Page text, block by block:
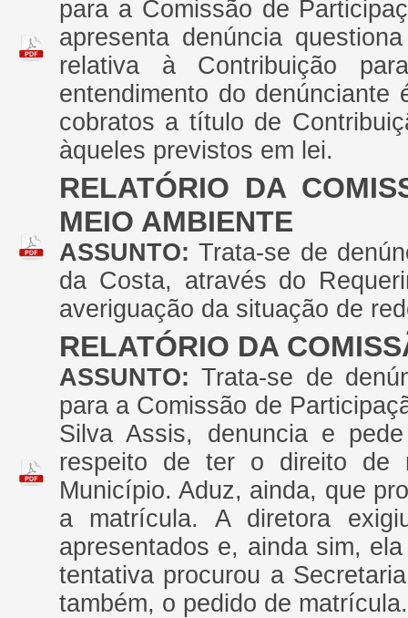
para a Comissão de
apresenta denúncia
relativa à Contribuição
entendimento do
cobratos a título de
àqueles previstos em lei.
RELATÓRIO DA
MEIO AMBIENTE
ASSUNTO:Trata-se de
da Costa, através do
averiguação da situação de
RELATÓRIO DA
ASSUNTO:Trata-se de
para a Comissão de
Silva Assis, denuncia e
respeito de ter o direito de
Município. Aduz, ainda, que
a matrícula. A diretora
apresentados e, ainda sim,
tentativa procurou a
também, o pedido de matrícula.